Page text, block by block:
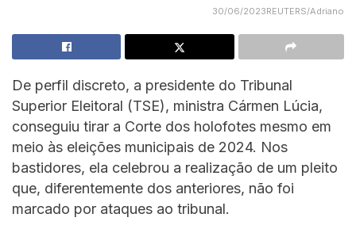
30/06/2023REUTERS/Adriano
De perfil discreto, a presidente do Tribunal
Superior Eleitoral (TSE), ministra Cármen Lúcia,
conseguiu tirar a Corte dos holofotes mesmo em
meio às eleições municipais de 2024. Nos
bastidores, ela celebrou a realização de um pleito
que, diferentemente dos anteriores, não foi
marcado por ataques ao tribunal.